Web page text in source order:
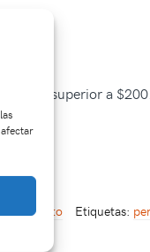
es superior a
en Bruto Etiquetas: